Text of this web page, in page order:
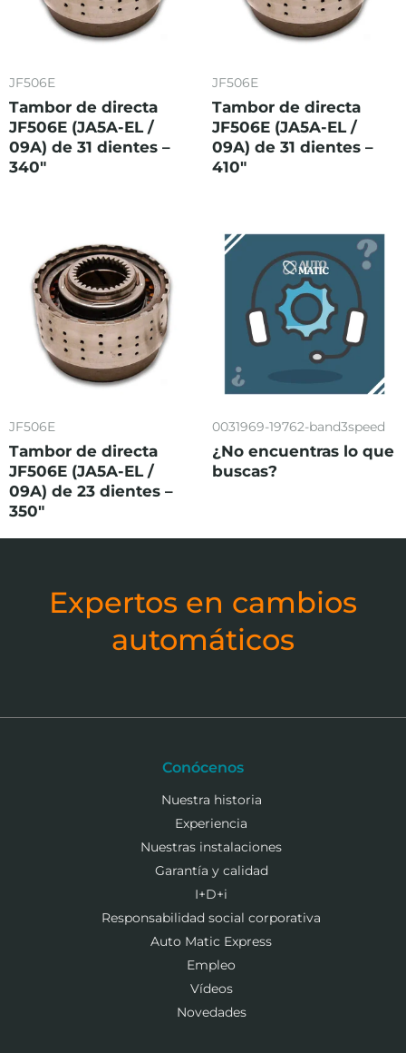
JF506E
Tambor de directa
JF506E (JA5A-EL /
09A) de 31 dientes –
340″
JF506E
Tambor de directa
JF506E (JA5A-EL /
09A) de 31 dientes –
410″
JF506E
Tambor de directa
JF506E (JA5A-EL /
09A) de 23 dientes –
350″
0031969-19762-band3speed
¿No encuentras lo que
buscas?
Expertos en cambios
automáticos
Conócenos
Nuestra historia
Experiencia
Nuestras instalaciones
Garantía y calidad
I+D+i
Responsabilidad social corporativa
Auto Matic Express
Empleo
Vídeos
Novedades